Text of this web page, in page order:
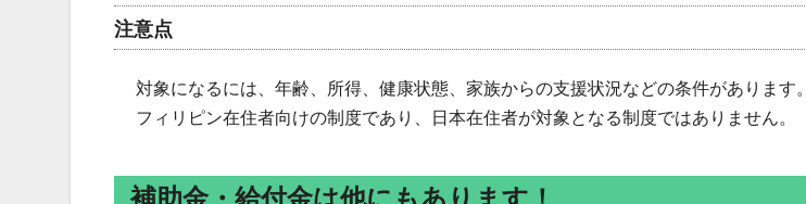
注意点
対象になるには、年齢、所得、健康状態、家族からの支援状況などの条件があります。
フィリピン在住者向けの制度であり、日本在住者が対象となる制度ではありません。